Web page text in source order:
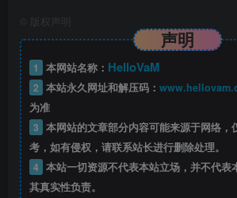
版权声明
声明
1 本网站名称： HelloVaM
2 本站永久网址和解压码：
为准
3 本网站的文章部分内容可能来源于网络，
考，如有侵权，请联系站长进行删除处理。
4 本站一切资源不代表本站立场，并不代表
其真实性负责。